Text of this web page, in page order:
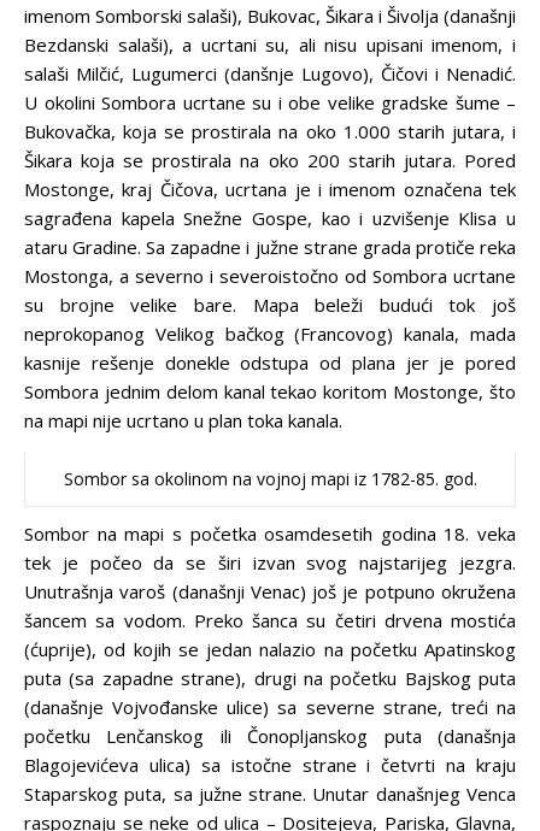
imenom Somborski salaši), Bukovac, Šikara i Šivolja (današnji
Bezdanski salaši), a ucrtani su, ali nisu upisani imenom, i
salaši Milčić, Lugumerci (danšnje Lugovo), Čičovi i Nenadić.
U okolini Sombora ucrtane su i obe velike gradske šume –
Bukovačka, koja se prostirala na oko 1.000 starih jutara, i
Šikara koja se prostirala na oko 200 starih jutara. Pored
Mostonge, kraj Čičova, ucrtana je i imenom označena tek
sagrađena kapela Snežne Gospe, kao i uzvišenje Klisa u
ataru Gradine. Sa zapadne i južne strane grada protiče reka
Mostonga, a severno i severoistočno od Sombora ucrtane
su brojne velike bare. Mapa beleži budući tok još
neprokopanog Velikog bačkog (Francovog) kanala, mada
kasnije rešenje donekle odstupa od plana jer je pored
Sombora jednim delom kanal tekao koritom Mostonge, što
na mapi nije ucrtano u plan toka kanala.
Sombor sa okolinom na vojnoj mapi iz 1782-85. god.
Sombor na mapi s početka osamdesetih godina 18. veka
tek je počeo da se širi izvan svog najstarijeg jezgra.
Unutrašnja varoš (današnji Venac) još je potpuno okružena
šancem sa vodom. Preko šanca su četiri drvena mostića
(ćuprije), od kojih se jedan nalazio na početku Apatinskog
puta (sa zapadne strane), drugi na početku Bajskog puta
(današnje Vojvođanske ulice) sa severne strane, treći na
početku Lenčanskog ili Čonopljanskog puta (današnja
Blagojevićeva ulica) sa istočne strane i četvrti na kraju
Staparskog puta, sa južne strane. Unutar današnjeg Venca
raspoznaju se neke od ulica – Dositejeva, Pariska, Glavna,